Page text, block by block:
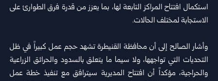
استكمال افتتاح المراكز التابعة لها، بما يعزز من قدرة فرق الطوارئ على
الاستجابة لمختلف الحالات.
وأشار الصالح إلى أن محافظة القنيطرة تشهد حجم عمل كبيراً في ظل
التحديات التي تواجهها، ولا سيما ما يتعلق بالسدود والحرائق الزراعية
والحراجية، مؤكداً أن افتتاح المديرية سيترافق مع تنفيذ خطة عمل